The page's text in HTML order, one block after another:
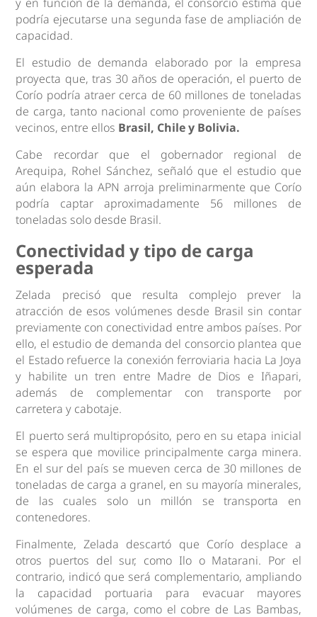
podría ejecutarse una segunda fase de ampliación de
capacidad.
El estudio de demanda elaborado por la empresa
proyecta que, tras 30 años de operación, el puerto de
Corío podría atraer cerca de 60 millones de toneladas
de carga, tanto nacional como proveniente de países
vecinos, entre ellos Brasil, Chile y Bolivia.
Cabe recordar que el gobernador regional de
Arequipa, Rohel Sánchez, señaló que el estudio que
aún elabora la APN arroja preliminarmente que Corío
podría captar aproximadamente 56 millones de
toneladas solo desde Brasil.
Conectividad y tipo de carga
esperada
Zelada precisó que resulta complejo prever la
atracción de esos volúmenes desde Brasil sin contar
previamente con conectividad entre ambos países. Por
ello, el estudio de demanda del consorcio plantea que
el Estado refuerce la conexión ferroviaria hacia La Joya
y habilite un tren entre Madre de Dios e Iñapari,
además de complementar con transporte por
carretera y cabotaje.
El puerto será multipropósito, pero en su etapa inicial
se espera que movilice principalmente carga minera.
En el sur del país se mueven cerca de 30 millones de
toneladas de carga a granel, en su mayoría minerales,
de las cuales solo un millón se transporta en
contenedores.
Finalmente, Zelada descartó que Corío desplace a
otros puertos del sur, como Ilo o Matarani. Por el
contrario, indicó que será complementario, ampliando
la capacidad portuaria para evacuar mayores
volúmenes de carga, como el cobre de Las Bambas,